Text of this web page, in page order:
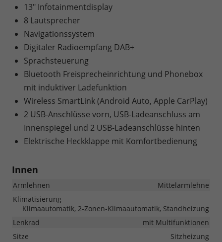
13" Infotainmentdisplay
8 Lautsprecher
Navigationssystem
Digitaler Radioempfang DAB+
Sprachsteuerung
Bluetooth Freisprecheinrichtung und Phonebox
mit induktiver Ladefunktion
Wireless SmartLink (Android Auto, Apple CarPlay)
2 USB-Anschlüsse vorn, USB-Ladeanschluss am
Innenspiegel und 2 USB-Ladeanschlüsse hinten
Elektrische Heckklappe mit Komfortbedienung
Innen
Armlehnen
Mittelarmlehne
Klimatisierung
Klimaautomatik, 2-Zonen-Klimaautomatik, Standheizung
Lenkrad
mit Multifunktionen
Sitze
Sitzheizung